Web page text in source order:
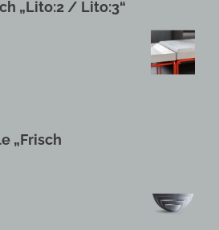
„Lito:2 / Lito:3“
„Frisch